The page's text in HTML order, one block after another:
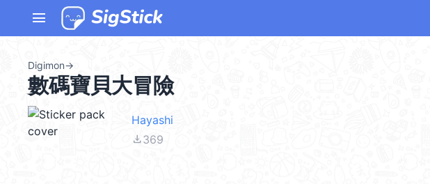
menu
Digimon→
數碼寶貝大冒險
Hayashi
file_download369